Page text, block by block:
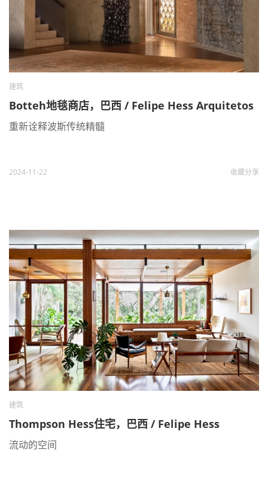
建筑
Botteh地毯商店，巴西 / Felipe Hess Arquitetos
重新诠释波斯传统精髓
2024-11-22 收藏分享
建筑
Thompson Hess住宅，巴西 / Felipe Hess
流动的空间